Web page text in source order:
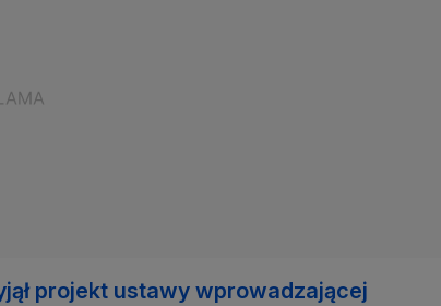
projekt ustawy wprowadzającej